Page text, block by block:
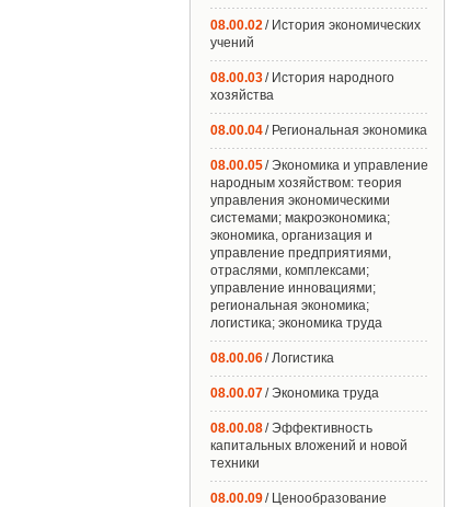
08.00.02/ История экономических
учений
08.00.03/ История народного
хозяйства
08.00.04/ Региональная экономика
08.00.05/ Экономика и управление
народным хозяйством: теория
управления экономическими
системами; макроэкономика;
экономика, организация и
управление предприятиями,
отраслями, комплексами;
управление инновациями;
региональная экономика;
логистика; экономика труда
08.00.06/ Логистика
08.00.07/ Экономика труда
08.00.08/ Эффективность
капитальных вложений и новой
техники
08.00.09/ Ценообразование